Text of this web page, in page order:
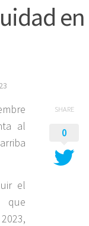
en
al
el
que
SHARE
0